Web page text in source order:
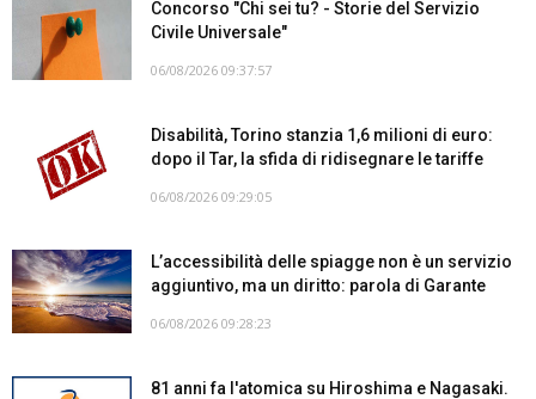
Concorso "Chi sei tu? - Storie del Servizio
Civile Universale"
06/08/2026 09:37:57
Disabilità, Torino stanzia 1,6 milioni di euro:
dopo il Tar, la sfida di ridisegnare le tariffe
06/08/2026 09:29:05
L’accessibilità delle spiagge non è un servizio
aggiuntivo, ma un diritto: parola di Garante
06/08/2026 09:28:23
81 anni fa l'atomica su Hiroshima e Nagasaki.